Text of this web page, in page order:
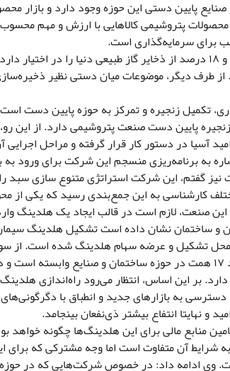
پایین دستی این حوزه وجود دارد و بازار
محصولات پتروشیمی کالاهایی با ارزش و مهم
برای سرمایه‌گذاری است.
وی ادامه داد: ایران ۱۰ درصد از ذخایر نفت و ۱۸ درصد از ذخایر گاز طبیعی
طرف دیگر، موضوعات میان دستی نظیر
تکمیل زنجیره و تمرکز به حوزه پایین‌ دست
پایین دست صنعت پتروشیمی دارد‌. از این
آسیا در دستور کار قرار گرفته و مراحل اجرایی
به برنامه‌ریزی منسجم این شرکت برای ورود
گفتم، این شرکت استراتژی متنوع سازی سبد
کارشناسی به این جمع‌بندی رسید که یکی از
صنعت، لازم است در قالب ایجاد یک هلدینگ
و ساختمان نشان داده است تشکیل هلدینگ
محل تشکیل و عرضه سهام هلدینگ شده است. از
سرمایه‌گذاری امید دارای پرتفویی در حدود ۱۷ همت در حوزه ساختمان و
دارد. بر این اساس، انتظار می‌رود راه‌اندازی
به بازارهای جدید و انطباق با دگرگونی‌های
و نهایتا انتفاع بیشتر ذی‌نفعان بینجامد.
منابع مالی برای این هلدینگ‌ها چگونه خواهد
به شرایط آن متفاوت است اما وجه مشترکی که برای
است. وی ادامه داد: در خصوص شرکت‌هایی که در حوزه